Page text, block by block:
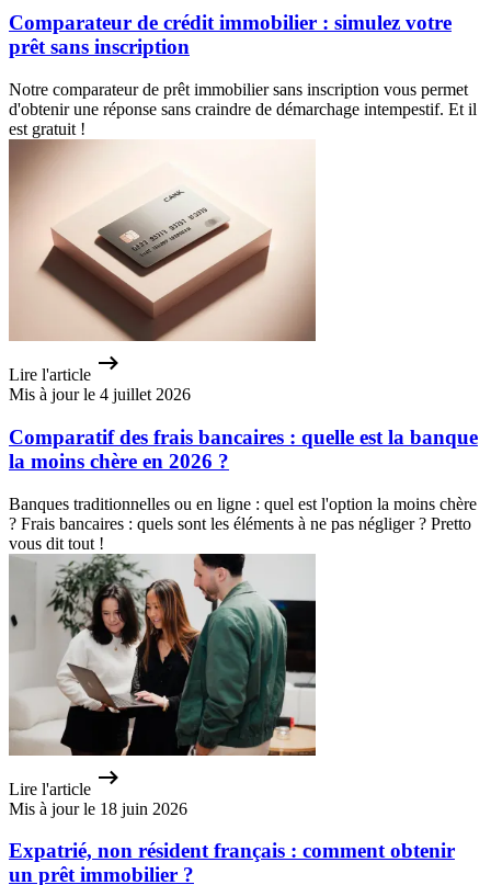
Comparateur de crédit immobilier : simulez votre
prêt sans inscription
Notre comparateur de prêt immobilier sans inscription vous permet
d'obtenir une réponse sans craindre de démarchage intempestif. Et il
est gratuit !
Lire l'article
Mis à jour le 4 juillet 2026
Comparatif des frais bancaires : quelle est la banque
la moins chère en 2026 ?
Banques traditionnelles ou en ligne : quel est l'option la moins chère
? Frais bancaires : quels sont les éléments à ne pas négliger ? Pretto
vous dit tout !
Lire l'article
Mis à jour le 18 juin 2026
Expatrié, non résident français : comment obtenir
un prêt immobilier ?